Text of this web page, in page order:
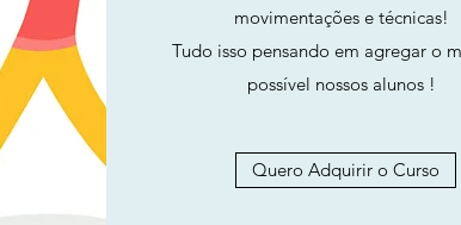
movimentações e técnicas!
Tudo isso pensando em agregar o
possível nossos alunos !
Quero Adquirir o Curso